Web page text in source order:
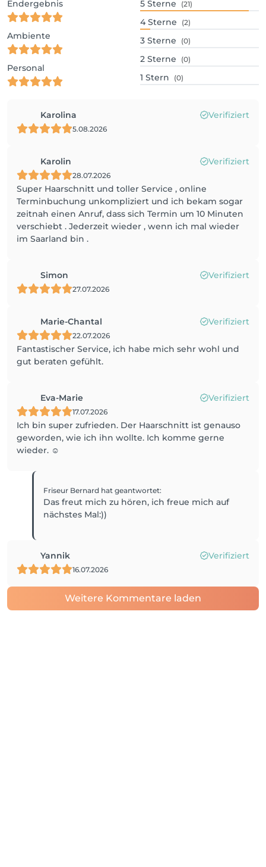
Endergebnis
Ambiente
Personal
5 Sterne (21)
4 Sterne (2)
3 Sterne (0)
2 Sterne (0)
1 Stern (0)
Karolina Verifiziert
5.08.2026
Karolin Verifiziert
28.07.2026
Super Haarschnitt und toller Service , online
Terminbuchung unkompliziert und ich bekam sogar
zeitnah einen Anruf, dass sich Termin um 10 Minuten
verschiebt . Jederzeit wieder , wenn ich mal wieder
im Saarland bin .
Simon Verifiziert
27.07.2026
Marie-Chantal Verifiziert
22.07.2026
Fantastischer Service, ich habe mich sehr wohl und
gut beraten gefühlt.
Eva-Marie Verifiziert
17.07.2026
Ich bin super zufrieden. Der Haarschnitt ist genauso
geworden, wie ich ihn wollte. Ich komme gerne
wieder. ☺️
Friseur Bernard hat geantwortet:
Das freut mich zu hören, ich freue mich auf
nächstes Mal:))
Yannik Verifiziert
16.07.2026
Weitere Kommentare laden